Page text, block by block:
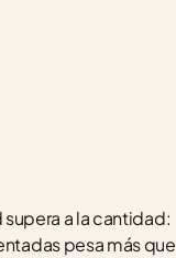
a la cantidad:
pesa más que